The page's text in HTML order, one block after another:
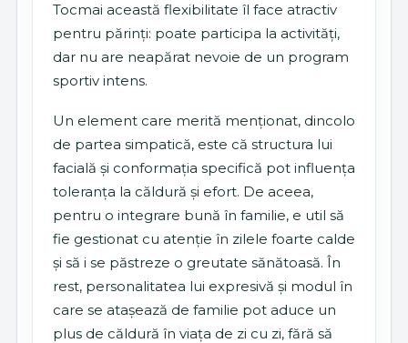
Tocmai această flexibilitate îl face atractiv
pentru părinți: poate participa la activități,
dar nu are neapărat nevoie de un program
sportiv intens.
Un element care merită menționat, dincolo
de partea simpatică, este că structura lui
facială și conformația specifică pot influența
toleranța la căldură și efort. De aceea,
pentru o integrare bună în familie, e util să
fie gestionat cu atenție în zilele foarte calde
și să i se păstreze o greutate sănătoasă. În
rest, personalitatea lui expresivă și modul în
care se atașează de familie pot aduce un
plus de căldură în viața de zi cu zi, fără să